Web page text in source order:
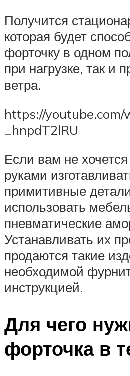
Получится
которая будет
форточку в одном
при нагрузке, так и
ветра.
https://youtube.com/
_hnpdT2lRU
Если вам не
руками
примитивные
использовать
пневматические
Устанавливать их
продаются такие
необходимой
инструкцией.
Для чего
форточка в